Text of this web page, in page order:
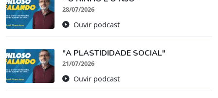
28/07/2026
Ouvir podcast
"A PLASTIDIDADE SOCIAL"
21/07/2026
Ouvir podcast